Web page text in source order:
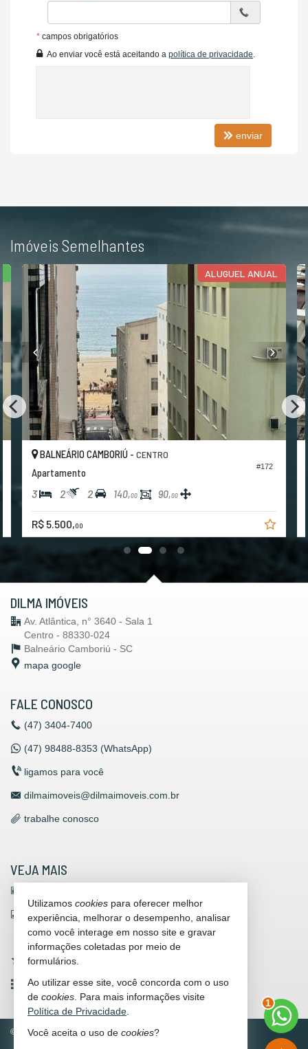
* campos obrigatórios
Ao enviar você está aceitando a política de privacidade.
enviar
Imóveis Semelhantes
ALUGUEL ANUAL
#172
BALNEÁRIO CAMBORIÚ - CENTRO
Apartamento
3 2 2 140,00 90,00
R$ 5.500,00
DILMA IMÓVEIS
Av. Atlântica, n° 3640 - Sala 1
Centro - 88330-024
Balneário Camboriú - SC
mapa google
FALE CONOSCO
(47) 3404-7400
(47) 98488-8353 (WhatsApp)
ligamos para você
dilmaimoveis@dilmaimoveis.com.br
trabalhe conosco
VEJA MAIS
indicadores financeiros
cadastre seu imóvel
imóveis favoritos
mapa de imóveis
© 2026 CRECI/SC 3312-J Política de Privacidade
2
Utilizamos cookies para oferecer melhor
experiência, melhorar o desempenho, analisar
como você interage em nosso site e gravar
informações coletadas por meio de
formulários.
Ao utilizar esse site, você concorda com o uso
de cookies . Para mais informações visite
Política de Privacidade
Você aceita o uso de cookies?